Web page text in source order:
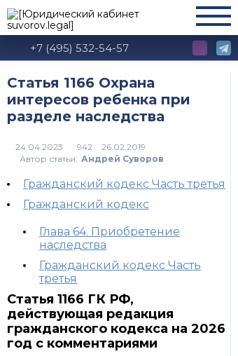
+7 (495) 532-54-57
Статья 1166 Охрана
интересов ребенка при
разделе наследства
942
Автор статьи: Андрей Суворов
Гражданский кодекс Часть третья
Гражданский кодекс
Глава 64. Приобретение
наследства
Гражданский кодекс Часть
третья
Статья 1166 ГК РФ,
действующая редакция
гражданского кодекса на 2026
год с комментариями